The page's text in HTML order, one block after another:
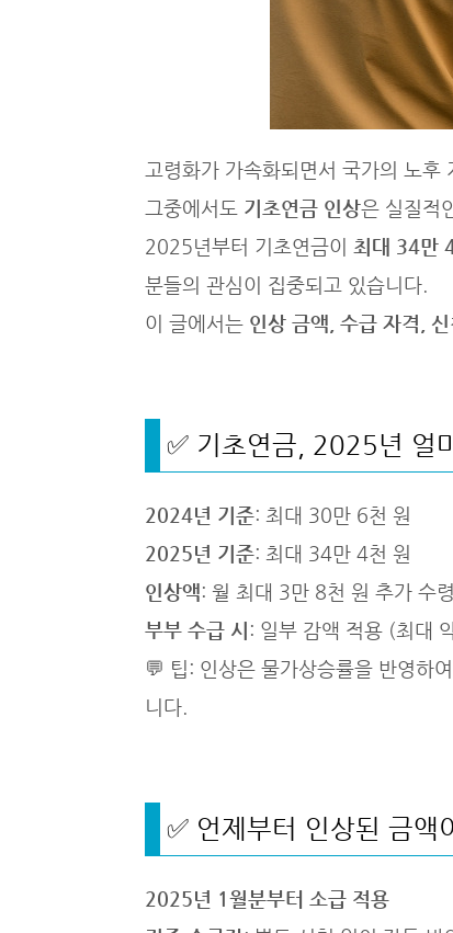
고령화가 가속화되면서 국가의 노후
그중에서도 기초연금 인상은 실질적
2025년부터 기초연금이 최대 34만
분들의 관심이 집중되고 있습니다.
이 글에서는 인상 금액, 수급 자격,
✅ 기초연금, 2025년 얼
2024년 기준: 최대 30만 6천 원
2025년 기준: 최대 34만 4천 원
인상액: 월 최대 3만 8천 원 추가 수
부부 수급 시 : 일부 감액 적용 (최대
💬 팁: 인상은 물가상승률을 반영하
니다.
✅ 언제부터 인상된 금액
2025년 1월분부터 소급 적용